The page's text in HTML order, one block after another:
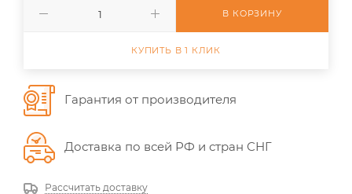
В КОРЗИНУ
КУПИТЬ В 1 КЛИК
Гарантия от производителя
Доставка по всей РФ и стран СНГ
Рассчитать доставку